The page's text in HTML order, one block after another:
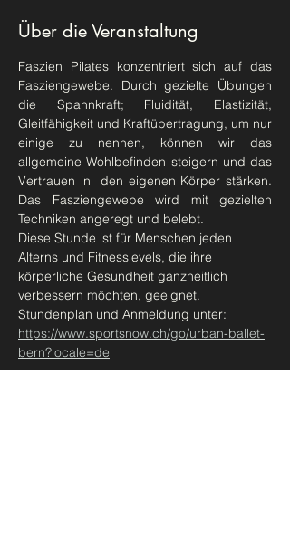
Über die Veranstaltung
Faszien Pilates konzentriert sich auf das
Fasziengewebe. Durch gezielte Übungen
die Spannkraft; Fluidität, Elastizität,
Gleitfähigkeit und Kraftübertragung, um nur
einige zu nennen, können wir das
allgemeine Wohlbefinden steigern und das
Vertrauen in  den eigenen Körper stärken.
Das Fasziengewebe wird mit gezielten
Techniken angeregt und belebt.
Diese Stunde ist für Menschen jeden
Alterns und Fitnesslevels, die ihre
körperliche Gesundheit ganzheitlich
verbessern möchten, geeignet.
Stundenplan und Anmeldung unter:
https://www.sportsnow.ch/go/urban-ballet-
bern?locale=de